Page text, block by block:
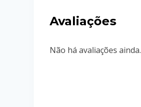
Avaliações
Não há avaliações ainda.